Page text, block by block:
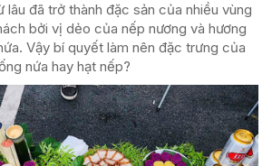
lâu đã trở thành đặc sản của nhiều vùng
bởi vị dẻo của nếp nương và hương
Vậy bí quyết làm nên đặc trưng của
nứa hay hạt nếp?